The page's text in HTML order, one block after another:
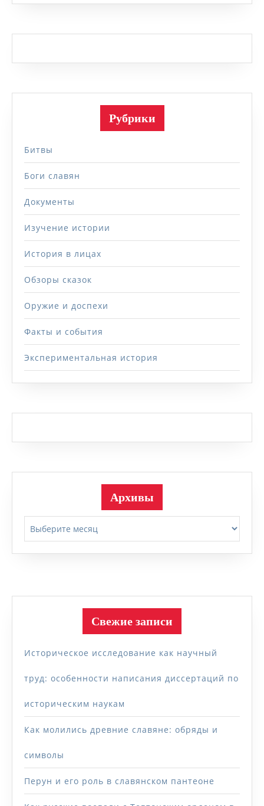
Рубрики
Битвы
Боги славян
Документы
Изучение истории
История в лицах
Обзоры сказок
Оружие и доспехи
Факты и события
Экспериментальная история
Архивы
Свежие записи
Историческое исследование как научный
труд: особенности написания диссертаций по
историческим наукам
Как молились древние славяне: обряды и
символы
Перун и его роль в славянском пантеоне